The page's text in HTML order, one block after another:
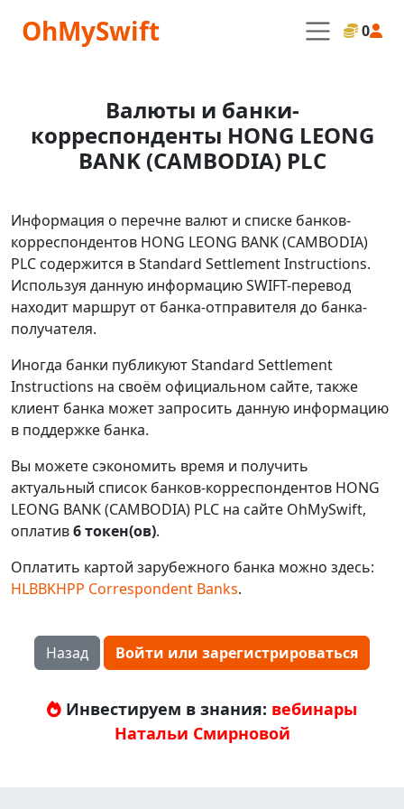
OhMySwift 0
Валюты и банки-
корреспонденты HONG LEONG
BANK (CAMBODIA) PLC
Информация о перечне валют и списке банков-
корреспондентов HONG LEONG BANK (CAMBODIA)
PLC содержится в Standard Settlement Instructions.
Используя данную информацию SWIFT-перевод
находит маршрут от банка-отправителя до банка-
получателя.
Иногда банки публикуют Standard Settlement
Instructions на своём официальном сайте, также
клиент банка может запросить данную информацию
в поддержке банка.
Вы можете сэкономить время и получить
актуальный список банков-корреспондентов HONG
LEONG BANK (CAMBODIA) PLC на сайте OhMySwift,
оплатив6 токен(ов).
Оплатить картой зарубежного банка можно здесь:
HLBBKHPP Correspondent Banks.
Назад Войти или зарегистрироваться
Инвестируем в знания: вебинары
Натальи Смирновой